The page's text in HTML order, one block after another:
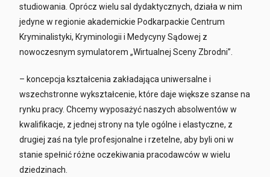
studiowania. Oprócz wielu sal dydaktycznych, działa w nim
jedyne w regionie akademickie Podkarpackie Centrum
Kryminalistyki, Kryminologii i Medycyny Sądowej z
nowoczesnym symulatorem „Wirtualnej Sceny Zbrodni”.
– koncepcja kształcenia zakładająca uniwersalne i
wszechstronne wykształcenie, które daje większe szanse na
rynku pracy. Chcemy wyposażyć naszych absolwentów w
kwalifikacje, z jednej strony na tyle ogólne i elastyczne, z
drugiej zaś na tyle profesjonalne i rzetelne, aby byli oni w
stanie spełnić różne oczekiwania pracodawców w wielu
dziedzinach.